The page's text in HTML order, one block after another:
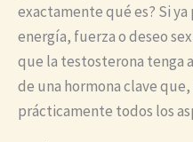
exactamente qué es? Si
energía, fuerza o deseo
que la testosterona tenga
de una hormona clave
prácticamente todos los